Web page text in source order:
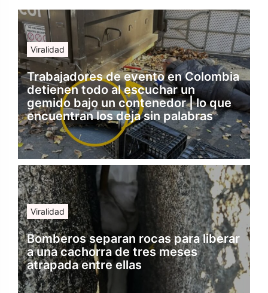
Viralidad
Trabajadores de evento en Colombia
detienen todo al escuchar un
gemido bajo un contenedor | lo que
encuentran los deja sin palabras
Viralidad
Bomberos separan rocas para liberar
a una cachorra de tres meses
atrapada entre ellas